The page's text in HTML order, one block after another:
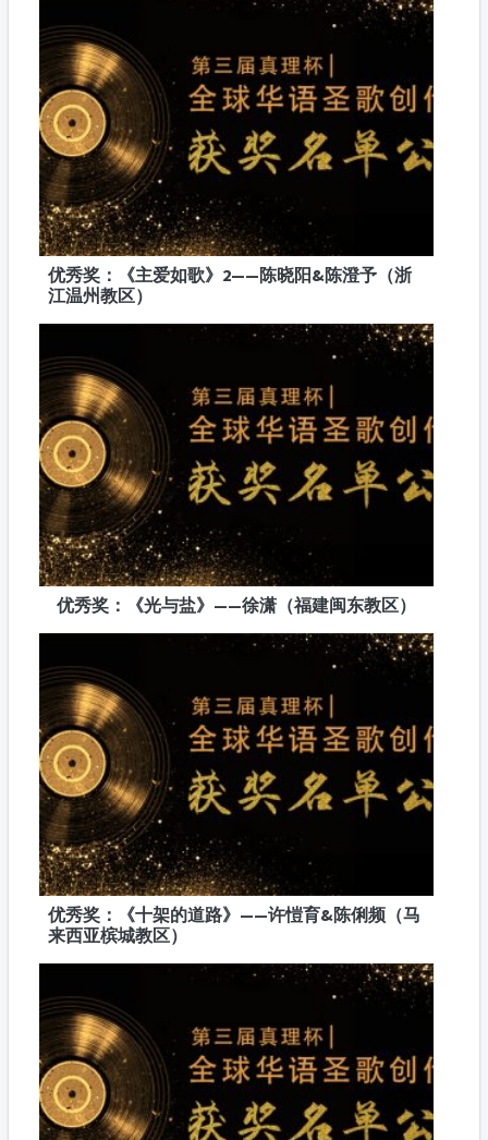
优秀奖：《主爱如歌》2——陈晓阳&陈澄予（浙
江温州教区）
优秀奖：《光与盐》——徐潇（福建闽东教区）
优秀奖：《十架的道路》——许愷育&陈俐频（马
来西亚槟城教区）